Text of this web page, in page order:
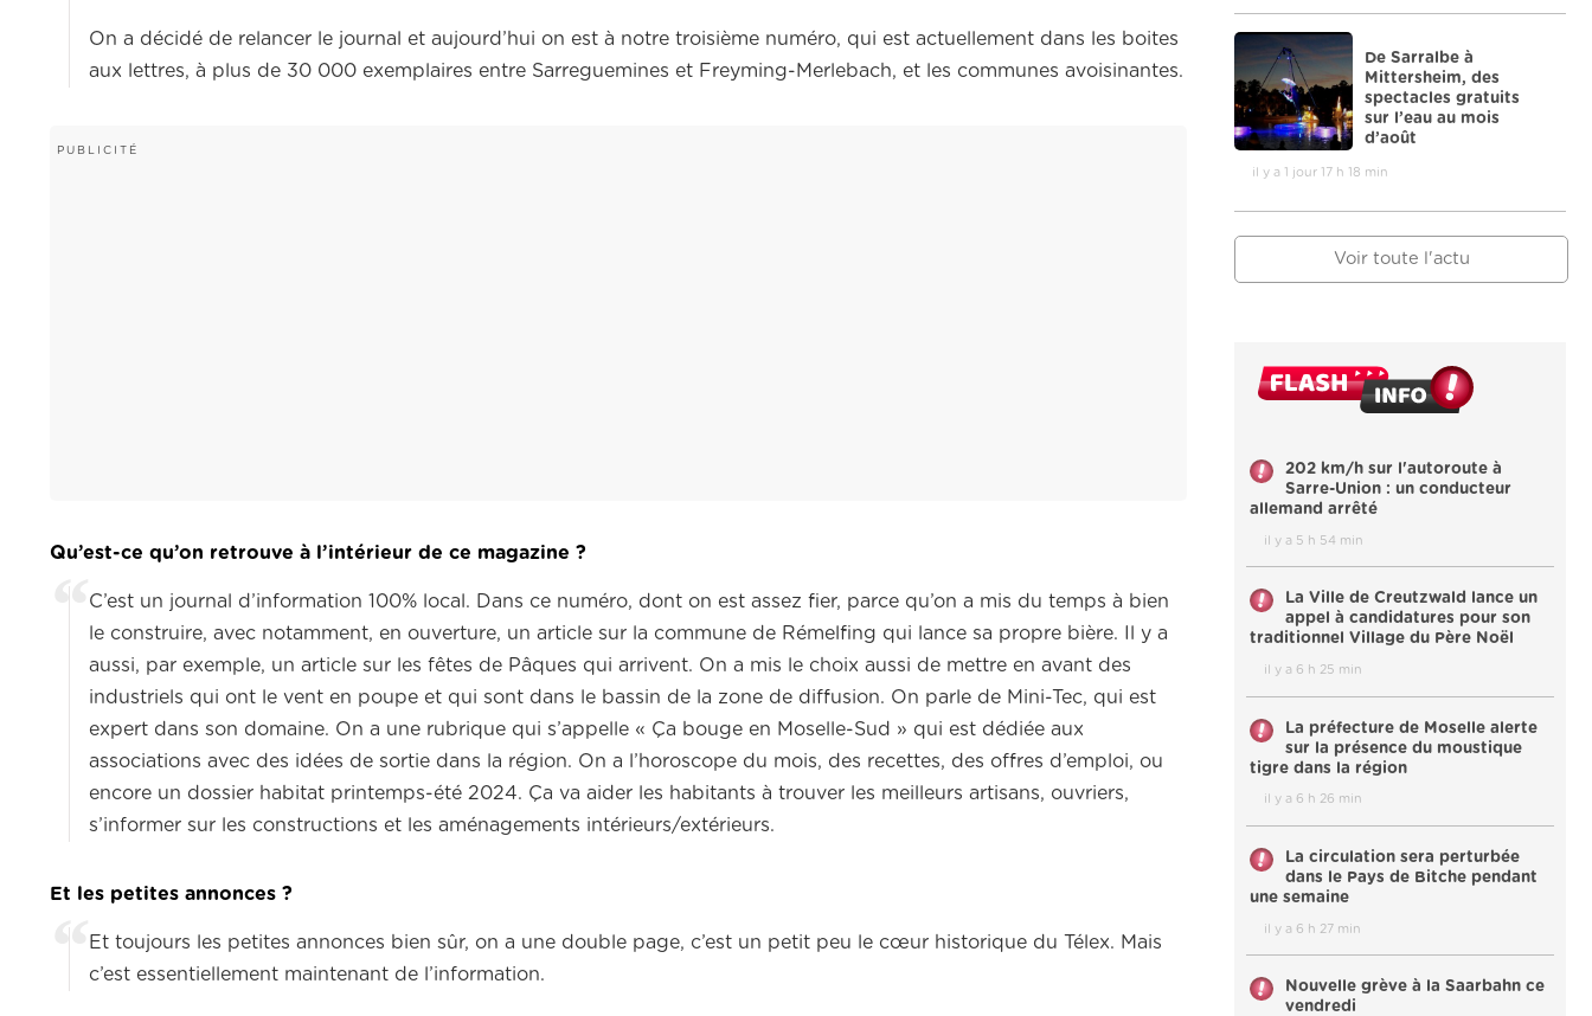
On a décidé de relancer le journal et aujourd’hui on est à notre troisième numéro, qui est actuellement dans les boites
aux lettres, à plus de 30 000 exemplaires entre Sarreguemines et Freyming-Merlebach, et les communes avoisinantes.
Qu’est-ce qu’on retrouve à l’intérieur de ce magazine ?
C’est un journal d’information 100% local. Dans ce numéro, dont on est assez fier, parce qu’on a mis du temps à bien
le construire, avec notamment, en ouverture, un article sur la commune de Rémelfing qui lance sa propre bière. Il y a
aussi, par exemple, un article sur les fêtes de Pâques qui arrivent. On a mis le choix aussi de mettre en avant des
industriels qui ont le vent en poupe et qui sont dans le bassin de la zone de diffusion. On parle de Mini-Tec, qui est
expert dans son domaine. On a une rubrique qui s’appelle « Ça bouge en Moselle-Sud » qui est dédiée aux
associations avec des idées de sortie dans la région. On a l’horoscope du mois, des recettes, des offres d’emploi, ou
encore un dossier habitat printemps-été 2024. Ça va aider les habitants à trouver les meilleurs artisans, ouvriers,
s’informer sur les constructions et les aménagements intérieurs/extérieurs.
Et les petites annonces ?
Et toujours les petites annonces bien sûr, on a une double page, c’est un petit peu le cœur historique du Télex. Mais
c’est essentiellement maintenant de l’information.
De Sarralbe à
Mittersheim, des
spectacles gratuits
sur l’eau au mois
d’août
il y a 1 jour 17 h 18 min
Voir toute l'actu
202 km/h sur l'autoroute à
Sarre-Union : un conducteur
allemand arrêté
il y a 5 h 54 min
La Ville de Creutzwald lance un
appel à candidatures pour son
traditionnel Village du Père Noël
il y a 6 h 25 min
La préfecture de Moselle alerte
sur la présence du moustique
tigre dans la région
il y a 6 h 26 min
La circulation sera perturbée
dans le Pays de Bitche pendant
une semaine
il y a 6 h 27 min
Nouvelle grève à la Saarbahn ce
vendredi